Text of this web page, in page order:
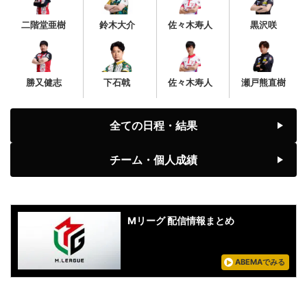
二階堂亜樹
勝又健志
鈴木大介
下石戟
佐々木寿人
佐々木寿人
黒沢咲
瀬戸熊直樹
全ての日程・結果
チーム・個人成績
Mリーグ 配信情報まとめ
ABEMAでみる